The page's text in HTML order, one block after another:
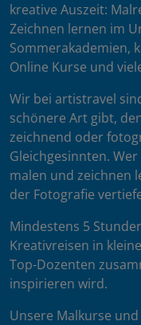
kreative Auszeit:
Zeichnen lernen im
Sommerakademien,
Online Kurse und
Wir bei artistravel
schönere Art gibt,
zeichnend oder
Gleichgesinnten.
malen und zeichnen
der Fotografie
Mindestens 5
Kreativreisen in
Top-Dozenten
inspirieren wird.
Unsere Malkurse